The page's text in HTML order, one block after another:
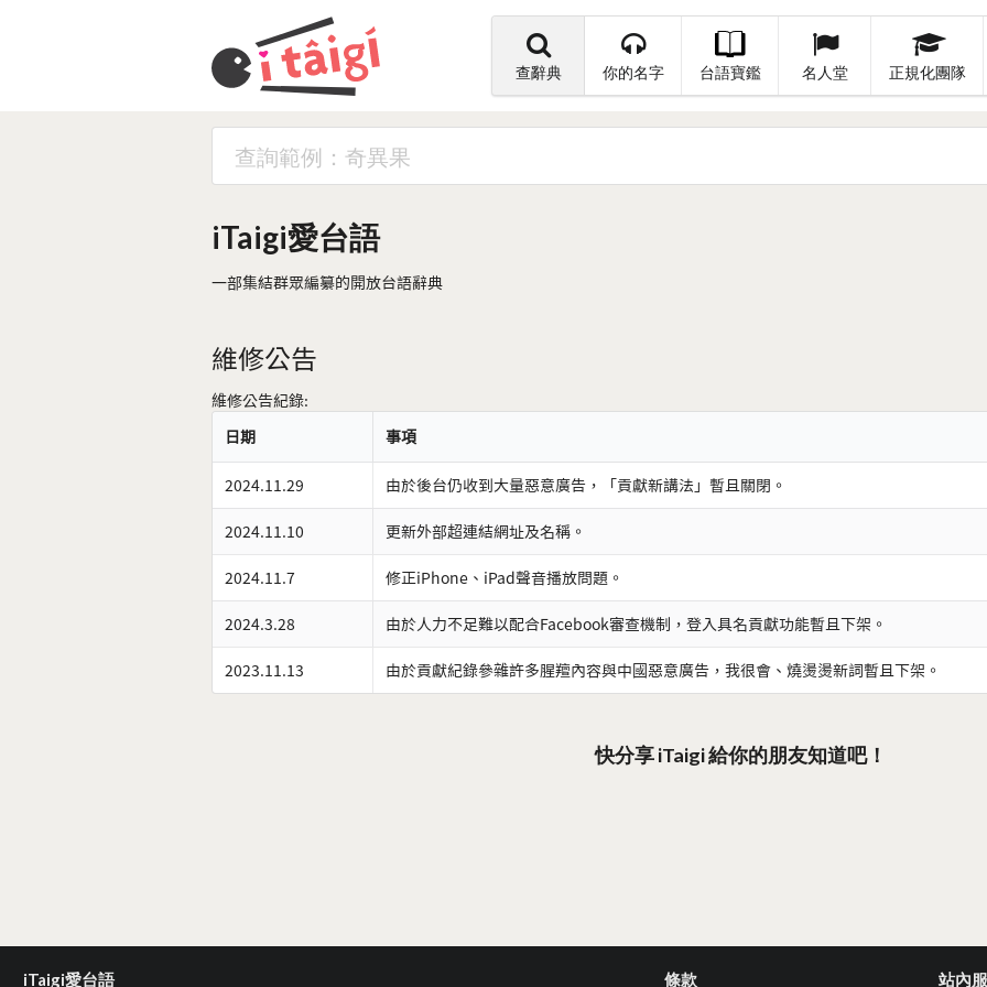
查辭典 你的名字 台語寶鑑 名人堂 正規化團隊
iTaigi愛台語
一部集結群眾編纂的開放台語辭典
維修公告
維修公告紀錄:
日期
事項
2024.11.29 由於後台仍收到大量惡意廣告，「貢獻新講法」暫且關閉。
2024.11.10 更新外部超連結網址及名稱。
2024.11.7 修正iPhone、iPad聲音播放問題。
2024.3.28 由於人力不足難以配合Facebook審查機制，登入具名貢獻功能暫且下架。
2023.11.13 由於貢獻紀錄參雜許多腥羶內容與中國惡意廣告，我很會、燒燙燙新詞暫且下架。
快分享 iTaigi 給你的朋友知道吧！
iTaigi愛台語 條款 站內